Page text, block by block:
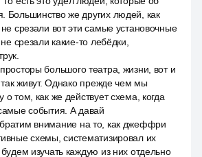
Большинство же других людей, как
срезали вот эти самые установочные
срезали какие-то лебёдки,
большого театра, жизни, вот и
живут. Однако прежде чем мы
о том, как же действует схема, когда
события. А давай
внимание на то, как джеффри
схемы, систематизировал их
изучать каждую из них отдельно